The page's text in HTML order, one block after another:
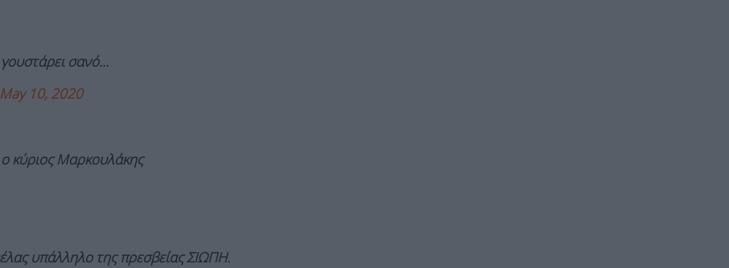
γουστάρει σανό…
May 10, 2020
ο κύριος Μαρκουλάκης
υπάλληλο της πρεσβείας ΣΙΩΠΗ.